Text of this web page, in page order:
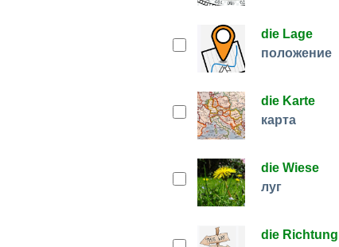
die Lage
положение
die Karte
карта
die Wiese
луг
die Richtung